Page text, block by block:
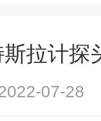
斯拉计探
2022-07-